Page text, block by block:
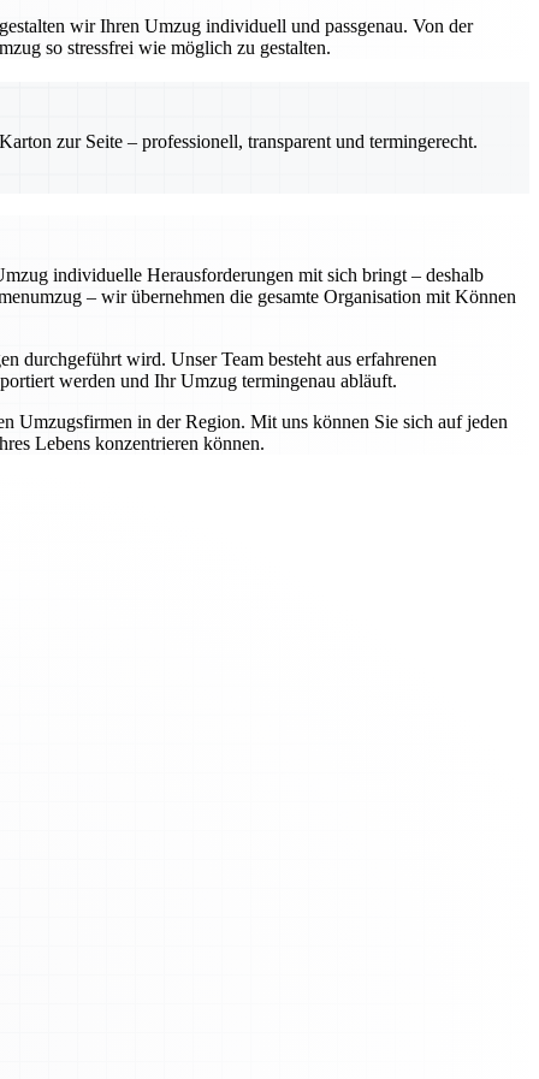
wir Ihren Umzug individuell und passgenau. Von der
so stressfrei wie möglich zu gestalten.
zur Seite – professionell, transparent und termingerecht.
individuelle Herausforderungen mit sich bringt – deshalb
– wir übernehmen die gesamte Organisation mit Können
durchgeführt wird. Unser Team besteht aus erfahrenen
werden und Ihr Umzug termingenau abläuft.
Umzugsfirmen in der Region. Mit uns können Sie sich auf jeden
Lebens konzentrieren können.